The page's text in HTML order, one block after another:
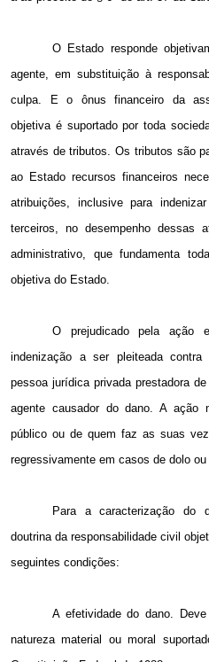
O Estado responde
agente, em substituição à
culpa. E o ônus financeiro da
objetiva é suportado por toda
através de tributos. Os tributos são
ao Estado recursos financeiros
atribuições, inclusive para
terceiros, no desempenho dessas
administrativo, que fundamenta
objetiva do Estado.
O prejudicado pela ação
indenização a ser pleiteada
pessoa jurídica privada prestadora
agente causador do dano. A ação
público ou de quem faz as suas
regressivamente em casos de dolo ou
Para a caracterização do
doutrina da responsabilidade civil
seguintes condições:
A efetividade do dano.
natureza material ou moral